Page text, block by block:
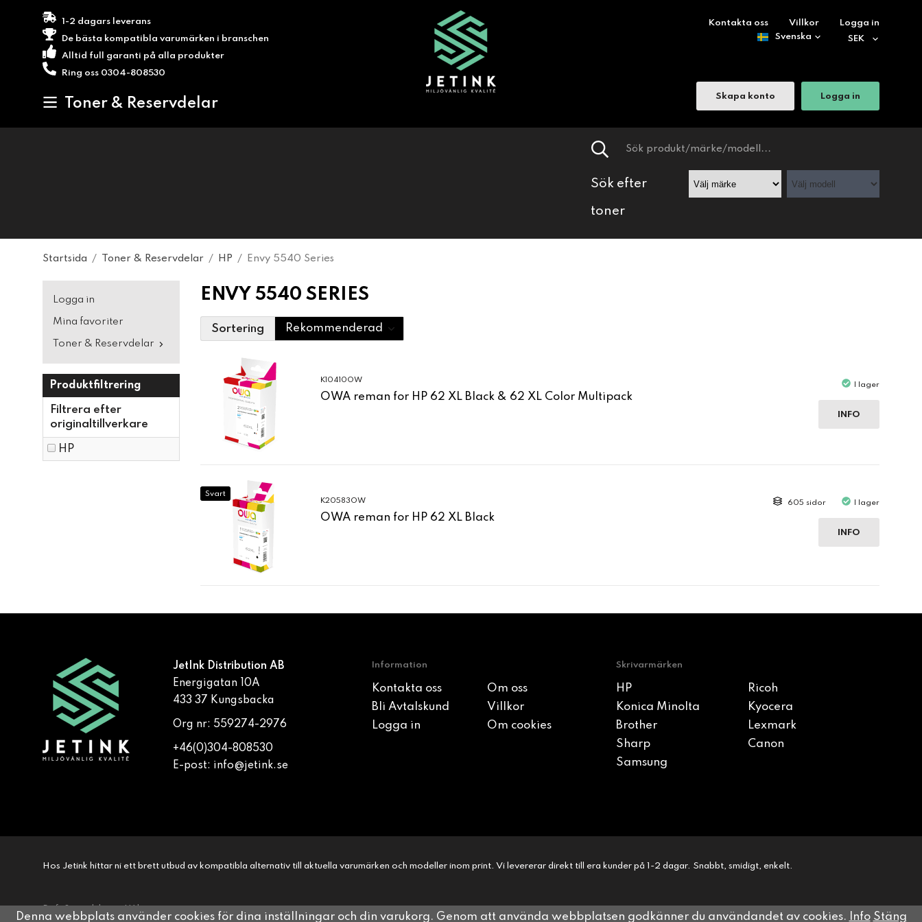
1-2 dagars leverans
De bästa kompatibla varumärken i branschen
Alltid full garanti på alla produkter
Ring oss 0304-808530
Toner & Reservdelar
Kontakta oss Villkor Logga in
Skapa konto Logga in
Sök efter
toner
Startsida / Toner & Reservdelar / HP / Envy 5540 Series
Logga in
Mina favoriter
Toner & Reservdelar
Produktfiltrering
Filtrera efter
originaltillverkare
HP
ENVY 5540 SERIES
Sortering
K10410OW
OWA reman for HP 62 XL Black & 62 XL Color Multipack
I lager
INFO
Svart
K20583OW
OWA reman for HP 62 XL Black
605 sidor I lager
INFO
JetInk Distribution AB
Energigatan 10A
433 37 Kungsbacka
Org nr: 559274-2976
+46(0)304-808530
E-post: info@jetink.se
Information
Kontakta oss
Om oss
Bli Avtalskund
Villkor
Logga in
Om cookies
Skrivarmärken
HP
Ricoh
Konica Minolta
Kyocera
Brother
Lexmark
Sharp
Canon
Samsung
Hos Jetink hittar ni ett brett utbud av kompatibla alternativ till aktuella varumärken och modeller inom print. Vi levererar direkt till era kunder på 1-2 dagar. Snabbt, smidigt, enkelt.
Drift & produktion:Wikinggruppen
Denna webbplats använder cookies för dina inställningar och din varukorg. Genom att använda webbplatsen godkänner du användandet av cookies. Info Stäng